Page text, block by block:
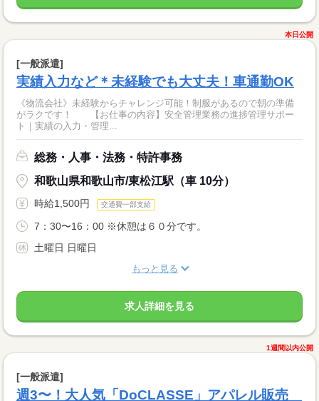
本日公開
[一般派遣]
実績入力など＊未経験でも大丈夫！車通勤OK
《物流会社》未経験からチャレンジ可能！制服があるので朝の準備
がラクです！ 【お仕事の内容】安全管理業務の進捗管理サポー
ト｜実績の入力・管理...
総務・人事・法務・特許事務
和歌山県和歌山市/東松江駅（車 10分）
時給1,500円 交通費一部支給
7：30〜16：00 ※休憩は６０分です。
土曜日 日曜日
もっと見る
求人詳細を見る
1週間以内公開
[一般派遣]
週3〜！大人気「DoCLASSE」アパレル販売